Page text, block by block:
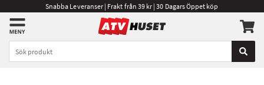
Snabba Leveranser | Frakt från 39 kr | 30 Dagars Öppet köp